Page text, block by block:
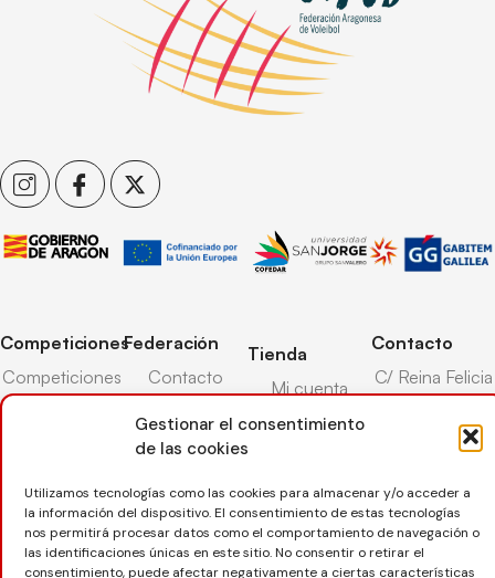
Gestionar el consentimiento
de las cookies
Utilizamos tecnologías como las cookies para almacenar y/o acceder a
la información del dispositivo. El consentimiento de estas tecnologías
nos permitirá procesar datos como el comportamiento de navegación o
las identificaciones únicas en este sitio. No consentir o retirar el
consentimiento, puede afectar negativamente a ciertas características
Competiciones
Competiciones
Pista
Competiciones
Nieve
Federación
Contacto
Árbitros
Seguro
deportivo
Tienda
Mi cuenta
Carrito
Pasarela pago
Devoluciones
Contacto
C/ Reina Felicia
50-54,
50003,
Zaragoza